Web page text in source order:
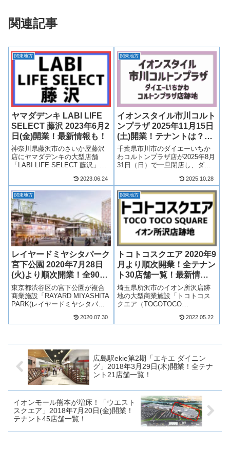
関連記事
関東地方
ヤマダデンキ LABI LIFE
SELECT 藤沢 2023年6月2
日(金)開業！最新情報も！
神奈川県藤沢市のさいか屋藤沢
店にヤマダデンキの大型店舗
「LABI LIFE SELECT 藤沢」が
機の中では大型店舗となり、藤
沢にヤマダデンキLABIが初進
出！そんな、LABI LIFE
SELECT ...
2023.06.24
関東地方
イオンスタイル市川コルト
ンプラザ 2025年11月15日
(土)開業！テナントは？最
新情報も！
千葉県市川市のダイエーいちか
わコルトンプラザ店が2025年8月
31日（日）で一旦閉店し、ダイ
川コルトンプラザ」として2025
年11月15日(土)にリニューアルし
ます！ダイエーは、イオンの商
業施設「イオンスタイル市...
2025.10.28
関東地方
レイヤードミヤシタパーク
宮下公園 2020年7月28日
(火)より順次開業！全90テ
ナント一覧！最新情報も！
東京都渋谷区の宮下公園が複合
商業施設「RAYARD MIYASHITA
PARK(レイヤードミヤシタパー
次開業！今までの駐輪場や駐車
「RAYARD...
2020.07.30
関東地方
トコトコスクエア 2020年9
月より順次開業！全テナン
ト30店舗一覧！最新情報
も！
埼玉県所沢市のイオン所沢店跡
地の大型商業施設「トコトコス
クエア（TOCOTOCO
順次開業！ミスターマックスや
は？営業時間は？何が変わる？
そんな、...
2022.05.22
広島駅ekie第2期「エキエ ダイニン
グ」2018年3月29日(木)開業！全テナ
ント21店舗一覧！
イオンモール熊本が増床！「ウエスト
スクエア」2018年7月20日(金)開業！
テナント45店舗一覧！